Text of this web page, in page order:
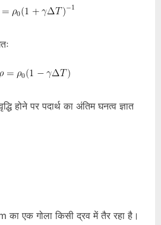
होने पर पदार्थ का अंतिम घनत्व ज्ञात
एक गोला किसी द्रव में तैर रहा है।